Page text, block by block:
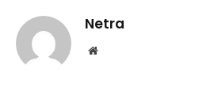
Netra
Website